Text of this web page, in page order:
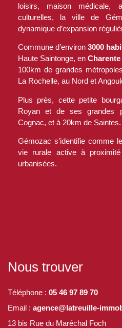
loisirs, maison médicale,
culturelles, la ville de
dynamique d’expansion
Commune d’environ 3000
Haute Saintonge, en
100km de grandes
La Rochelle, au Nord et
Plus près, cette petite
Royan et de ses grandes
Cognac, et à 20km de Saintes.
Gémozac s’identifie comme le
vie rurale active à
urbanisées.
Nous trouver
Téléphone : 05 46 97 89 70
Email : agence@latreuille-
13 bis Rue du Maréchal Foch